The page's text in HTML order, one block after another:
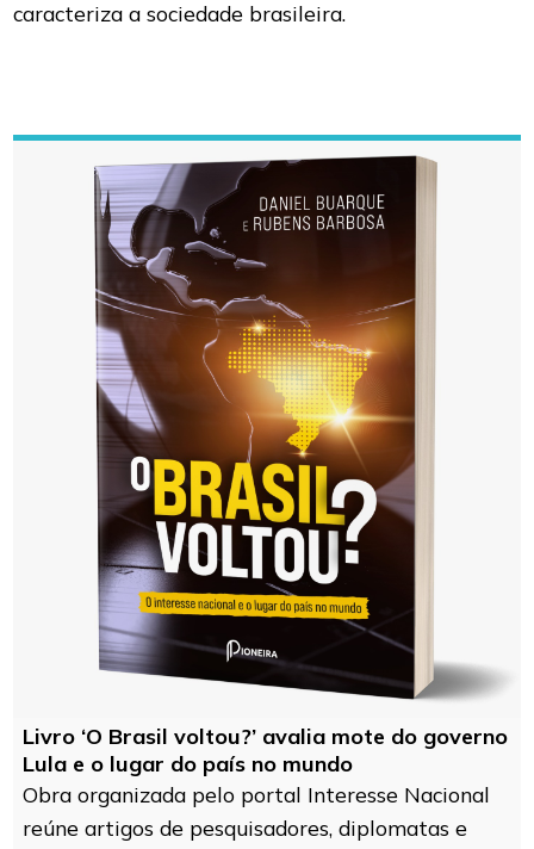
caracteriza a sociedade brasileira.
Livro ‘O Brasil voltou?’ avalia mote do governo
Lula e o lugar do país no mundo
Obra organizada pelo portal Interesse Nacional
reúne artigos de pesquisadores, diplomatas e